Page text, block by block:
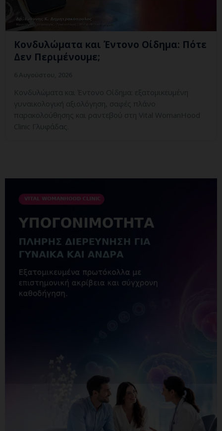
Κονδυλώματα και Έντονο Οίδημα: Πότε
Δεν Περιμένουμε;
Κονδυλώματα και Έντονο Οίδημα: εξατομικευμένη
γυναικολογική αξιολόγηση, σαφές πλάνο
παρακολούθησης και ραντεβού στη Vital WomanHood
Clinic Γλυφάδας.